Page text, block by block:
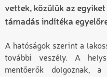
vettek, közülük az
támadás indítéka
A hatóságok szerint a
további veszély. A
mentőerők dolgoznak,